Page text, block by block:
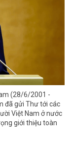
(28/6/2001 -
đã gửi Thư tới các
Việt Nam ở nước
giới thiệu toàn